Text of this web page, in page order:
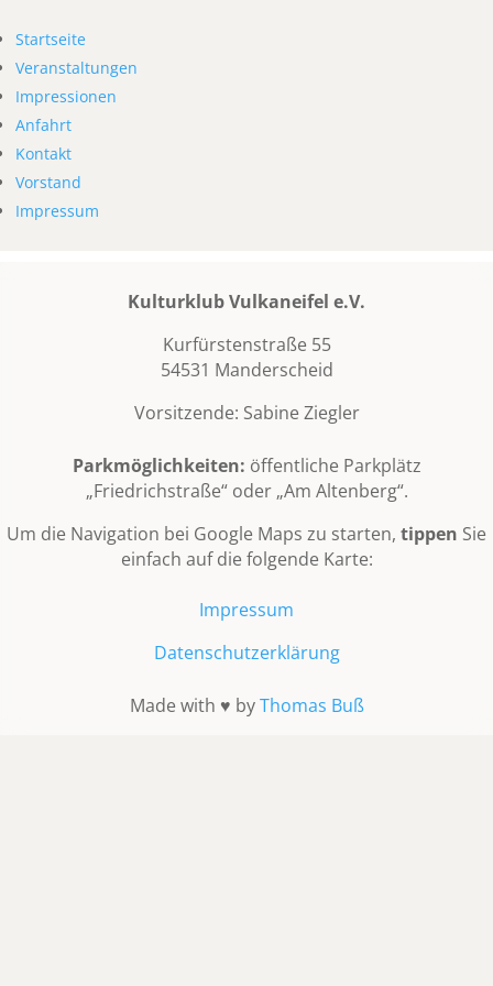
Startseite
Veranstaltungen
Impressionen
Anfahrt
Kontakt
Vorstand
Impressum
Kulturklub Vulkaneifel e.V.
Kurfürstenstraße 55
54531 Manderscheid
Vorsitzende: Sabine Ziegler
Parkmöglichkeiten: öffentliche Parkplätz
„Friedrichstraße“ oder „Am Altenberg“.
Um die Navigation bei Google Maps zu starten, tippen Sie
einfach auf die folgende Karte:
Impressum
Datenschutzerklärung
Made with ♥ byThomas Buß